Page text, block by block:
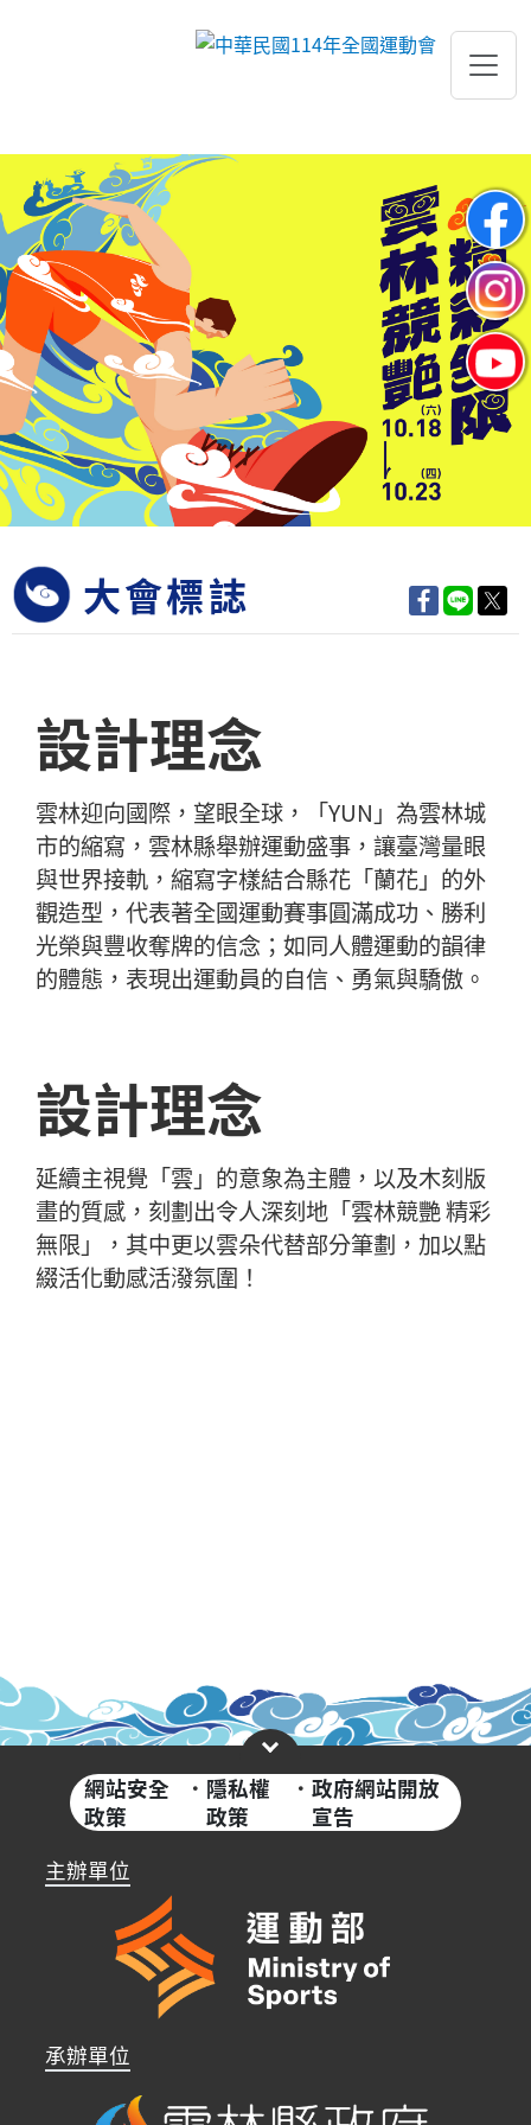
跳到主要內容
大會標誌
設計理念
雲林迎向國際，望眼全球，「YUN」為雲林城
市的縮寫，雲林縣舉辦運動盛事，讓臺灣量眼
與世界接軌，縮寫字樣結合縣花「蘭花」的外
觀造型，代表著全國運動賽事圓滿成功、勝利
光榮與豐收奪牌的信念；如同人體運動的韻律
的體態，表現出運動員的自信、勇氣與驕傲。
設計理念
延續主視覺「雲」的意象為主體，以及木刻版
畫的質感，刻劃出令人深刻地「雲林競艷 精彩
無限」，其中更以雲朵代替部分筆劃，加以點
綴活化動感活潑氛圍！
網站安全
政策
· 隱私權
政策
·政府網站開放
宣告
主辦單位
承辦單位